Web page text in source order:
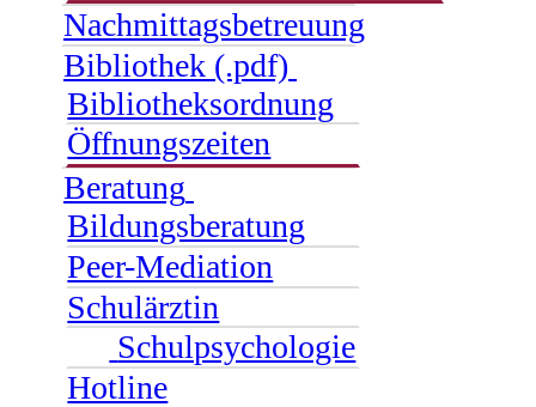
Nachmittagsbetreuung
Bibliothek (.pdf)
Bibliotheksordnung
Öffnungszeiten
Beratung
Bildungsberatung
Peer-Mediation
Schulärztin
Schulpsychologie
Hotline